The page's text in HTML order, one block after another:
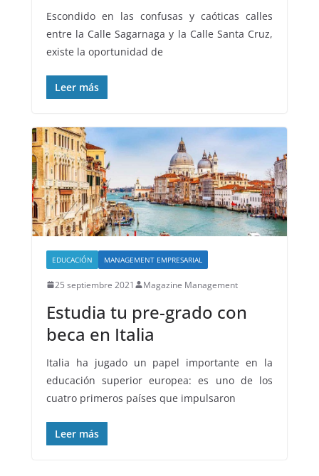
Escondido en las confusas y caóticas calles
entre la Calle Sagarnaga y la Calle Santa Cruz,
existe la oportunidad de
Leer más
EDUCACIÓN MANAGEMENT EMPRESARIAL
25 septiembre 2021 Magazine Management
Estudia tu pre-grado con
beca en Italia
Italia ha jugado un papel importante en la
educación superior europea: es uno de los
cuatro primeros países que impulsaron
Leer más